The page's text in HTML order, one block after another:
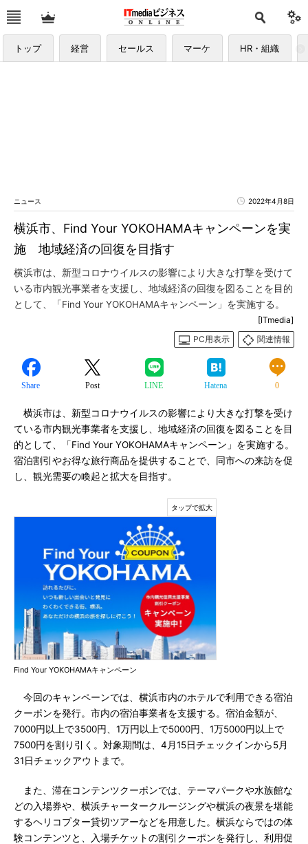
トップ 経営 セールス マーケ HR・組織
ニュース 2022年4月8日
横浜市、Find Your YOKOHAMAキャンペーンを実
施 地域経済の回復を目指す
横浜市は、新型コロナウイルスの影響により大きな打撃を受けて
いる市内観光事業者を支援し、地域経済の回復を図ることを目的
として、「Find Your YOKOHAMAキャンペーン」を実施する。
[ITmedia]
PC用表示
関連情報
Share Post LINE Hatena 0
横浜市は、新型コロナウイルスの影響により大きな打撃を受け
ている市内観光事業者を支援し、地域経済の回復を図ることを目
的として、「Find Your YOKOHAMAキャンペーン」を実施する。
宿泊割引やお得な旅行商品を提供することで、同市への来訪を促
し、観光需要の喚起と拡大を目指す。
Find Your YOKOHAMAキャンペーン
今回のキャンペーンでは、横浜市内のホテルで利用できる宿泊
クーポンを発行。市内の宿泊事業者を支援する。宿泊金額が、
7000円以上で3500円、1万円以上で5000円、1万5000円以上で
7500円を割り引く。対象期間は、4月15日チェックインから5月
31日チェックアウトまで。
また、滞在コンテンツクーポンでは、テーマパークや水族館な
どの入場券や、横浜チャータークルージングや横浜の夜景を堪能
するヘリコプター貸切ツアーなどを用意した。横浜ならではの体
験コンテンツと、入場チケットの割引クーポンを発行し、利用促